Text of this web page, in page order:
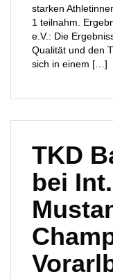
starken
1 teilnahm.
e.V.: Die
Qualität und den
sich in einem […]
TKD
bei